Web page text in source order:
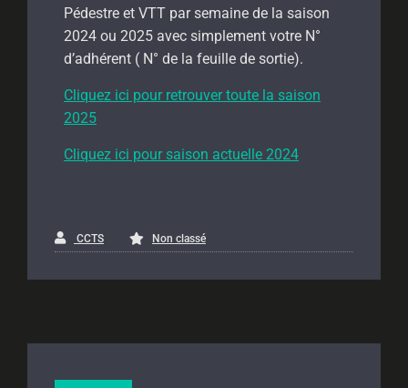
Pédestre et VTT par semaine de la saison
2024 ou 2025 avec simplement votre N°
d’adhérent ( N° de la feuille de sortie).
Cliquez ici pour retrouver toute la saison
2025
Cliquez ici pour saison actuelle 2024
CCTS Non classé